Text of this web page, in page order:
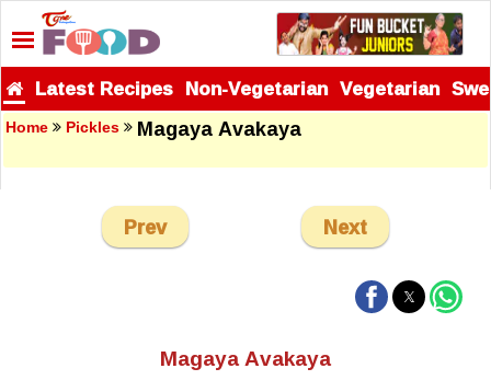
Latest Recipes Non-Vegetarian Vegetarian
Home Pickles Magaya Avakaya
Prev Next
Magaya Avakaya